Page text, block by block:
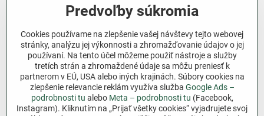
Všetko o nákupe
Ďakujeme za podporu
Sme slovenský e-shop bez dotácií​. Fungujeme len
vďaka vám – ľuďom, ktorí veria v poctivú prácu a
lásku k pôde​. Každý nákup na Jutro​.sk nám pomáha
Predvoľby súkromia
Cookies používame na zlepšenie vašej návštevy tejto webovej
stránky, analýzu jej výkonnosti a zhromažďovanie údajov o jej
používaní. Na tento účel môžeme použiť nástroje a služby
tretích strán a zhromaždené údaje sa môžu preniesť k
partnerom v EÚ, USA alebo iných krajinách. Súbory cookies na
zlepšenie relevancie reklám využíva služba Google Ads –
podrobnosti tu alebo Meta – podrobnosti tu (Facebook,
Instagram). Kliknutím na „Prijať všetky cookies“ vyjadrujete svoj